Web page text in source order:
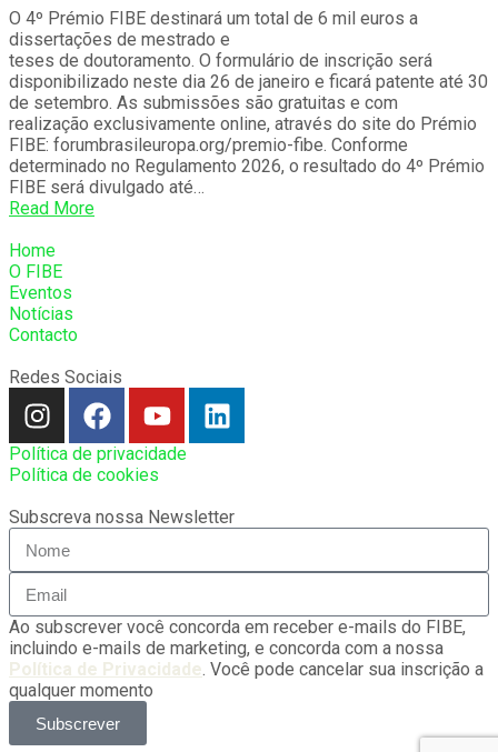
O 4º Prémio FIBE destinará um total de 6 mil euros a
dissertações de mestrado e
teses de doutoramento. O formulário de inscrição será
disponibilizado neste dia 26 de janeiro e ficará patente até 30
de setembro. As submissões são gratuitas e com
realização exclusivamente online, através do site do Prémio
FIBE: forumbrasileuropa.org/premio-fibe. Conforme
determinado no Regulamento 2026, o resultado do 4º Prémio
FIBE será divulgado até…
Read More
Home
O FIBE
Eventos
Notícias
Contacto
Redes Sociais
Política de privacidade
Política de cookies
Subscreva nossa Newsletter
Ao subscrever você concorda em receber e-mails do FIBE,
incluindo e-mails de marketing, e concorda com a nossa
Política de Privacidade. Você pode cancelar sua inscrição a
qualquer momento
Subscrever